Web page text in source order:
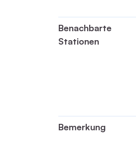
Benachbarte
Stationen
Bemerkung